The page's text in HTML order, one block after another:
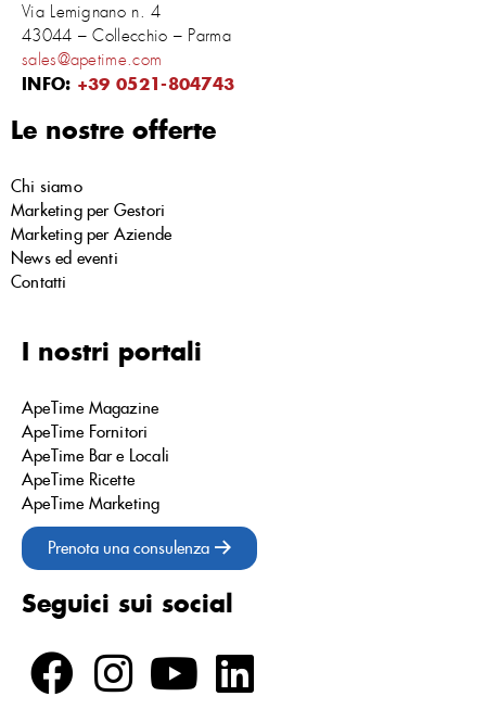
Via Lemignano n. 4
43044 – Collecchio – Parma
sales@apetime.com
INFO: +39 0521-804743
Le nostre offerte
Chi siamo
Marketing per Gestori
Marketing per Aziende
News ed eventi
Contatti
I nostri portali
ApeTime Magazine
ApeTime Fornitori
ApeTime Bar e Locali
ApeTime Ricette
ApeTime Marketing
Prenota una consulenza
Seguici sui social